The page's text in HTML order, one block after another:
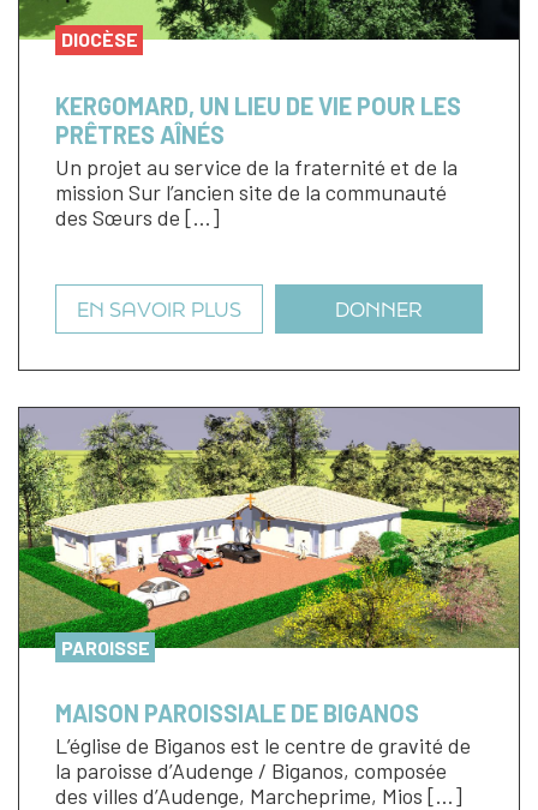
DIOCÈSE
KERGOMARD, UN LIEU DE VIE POUR LES
PRÊTRES AÎNÉS
Un projet au service de la fraternité et de la
mission Sur l’ancien site de la communauté
des Sœurs de […]
EN SAVOIR PLUS DONNER
PAROISSE
MAISON PAROISSIALE DE BIGANOS
L’église de Biganos est le centre de gravité de
la paroisse d’Audenge / Biganos, composée
des villes d’Audenge, Marcheprime, Mios […]